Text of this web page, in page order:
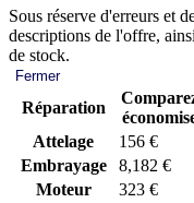
Sous réserve d'erreurs et
descriptions de l'offre,
de stock.
Fermer
Réparation
Attelage
156 €
Embrayage
8,182 €
Moteur
323 €